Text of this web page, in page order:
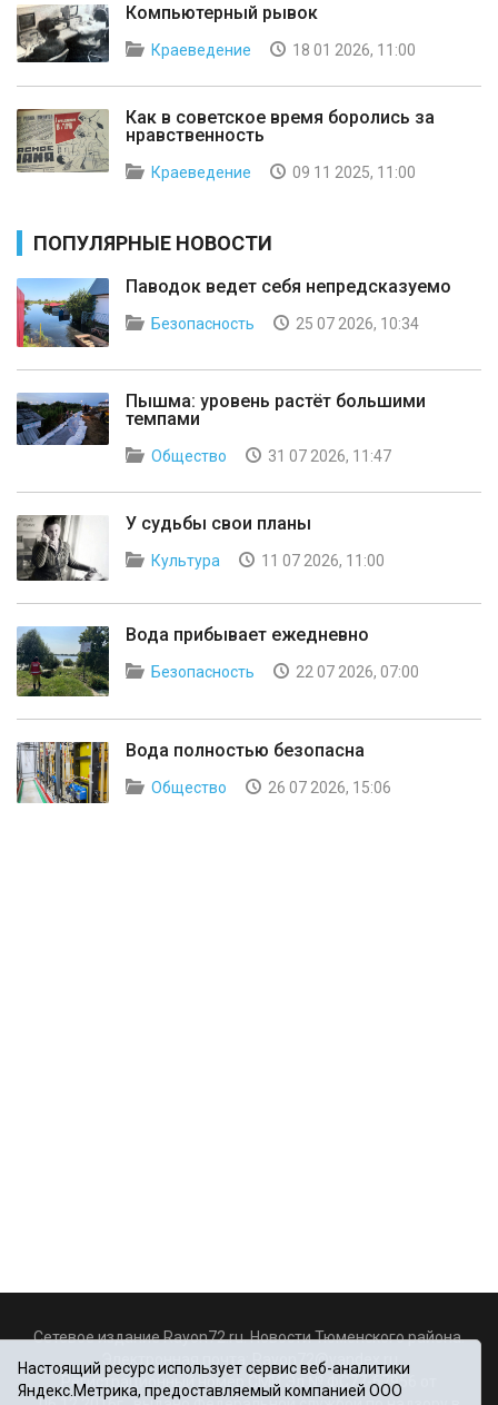
Компьютерный рывок
Краеведение 18 01 2026, 11:00
Как в советское время боролись за
нравственность
Краеведение 09 11 2025, 11:00
ПОПУЛЯРНЫЕ НОВОСТИ
Паводок ведет себя непредсказуемо
Безопасность 25 07 2026, 10:34
Пышма: уровень растёт большими
темпами
Общество 31 07 2026, 11:47
У судьбы свои планы
Культура 11 07 2026, 11:00
Вода прибывает ежедневно
Безопасность 22 07 2026, 07:00
Вода полностью безопасна
Общество 26 07 2026, 15:06
Сетевое издание Rayon72.ru. Новости Тюменского района.
Rayon72@yandex.ru
Регистрационный номер СМИ Эл № ФС77-67956 от
Настоящий ресурс использует сервис веб-аналитики
Яндекс.Метрика, предоставляемый компанией ООО